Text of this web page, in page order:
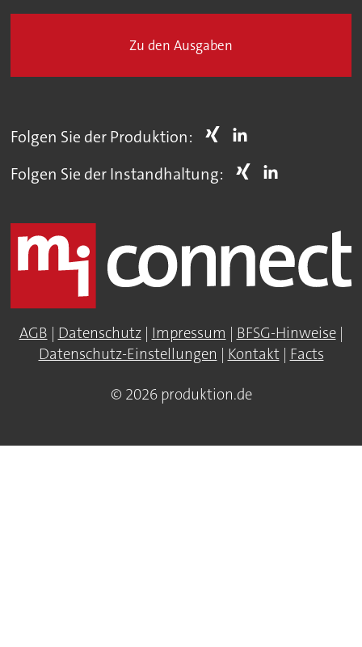
Zu den Ausgaben
Folgen Sie der Produktion:
Folgen Sie der Instandhaltung:
AGB Datenschutz| Impressum BFSG-Hinweise|
Datenschutz-Einstellungen
Kontakt| Facts
© 2026 produktion.de